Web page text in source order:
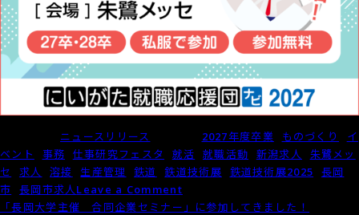
ニュースリリース 2027年度卒業 ものづくり
イ
ベント
事務 仕事研究フェスタ 就活 就職活動 新潟求人
朱鷺メッ
セ
求人 ,溶接 ,生産管理 ,鉄道 ,鉄道技術展 鉄道技術展2025
長岡
市
長岡市求人Leave a Commenton
2/11（水・
「長岡大学主催 合同企業セミナー」に参加してきました！